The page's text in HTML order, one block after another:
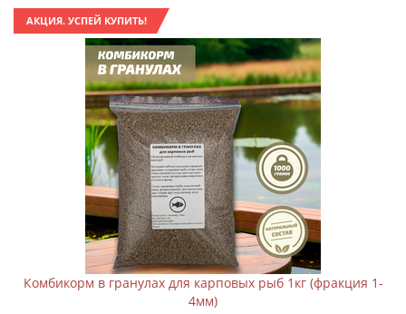
АКЦИЯ. УСПЕЙ КУПИТЬ!
Комбикорм в гранулах для карповых рыб 1кг (фракция 1-
4мм)